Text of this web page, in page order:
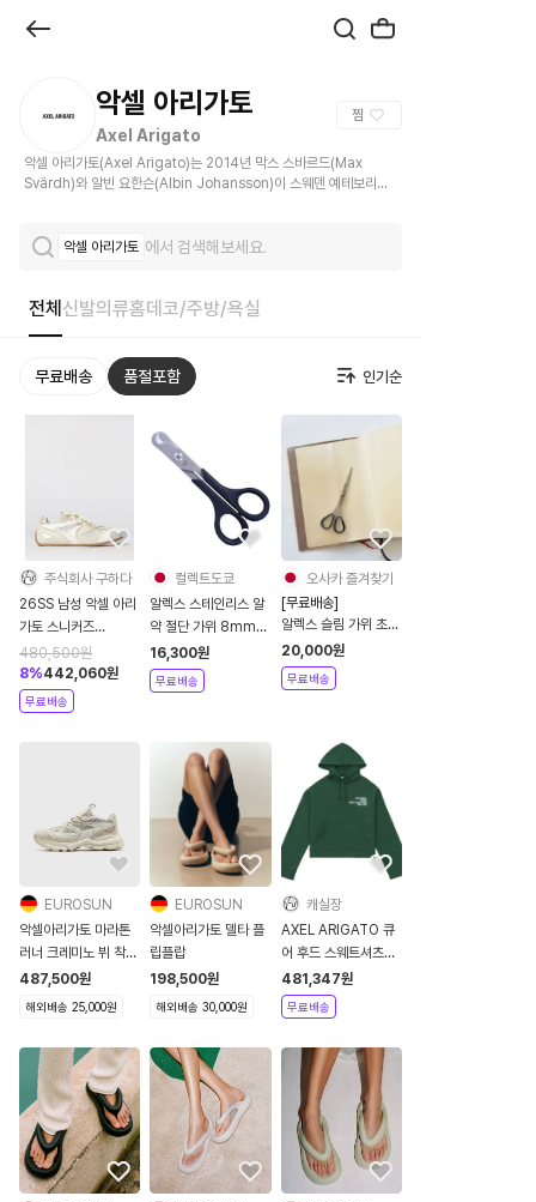
악셀 아리가토
Axel Arigato
찜
악셀 아리가토(Axel Arigato)는 2014년 막스 스바르드(Max
Svärdh)와 알빈 요한슨(Albin Johansson)이 스웨덴 예테보리에
악셀 아리가토 에서 검색해보세요.
전체 신발의류홈데코/주방/욕실
무료배송 품절포함
주식회사 구하다
26SS 남성 악셀 아리
가토 스니커즈
F3548001 White
480,500원
8%442,060원
무료배송
컬렉트도쿄
알렉스 스테인리스 알
약 절단 가위 8mm
51071
16,300원
무료배송
오사카 즐겨찾기
[무료배송]
알렉스 슬림 가위 초경
량 일본
20,000원
무료배송
EUROSUN
악셀아리가토 마라톤
러너 크레미노 뷔 착용
운동화
487,500원
해외배송 25,000원
EUROSUN
악셀아리가토 델타 플
립플랍
198,500원
해외배송 30,000원
캐실장
AXEL ARIGATO 큐
어 후드 스웨트셔츠
GAT85355GEES2AAA00
481,347원
무료배송